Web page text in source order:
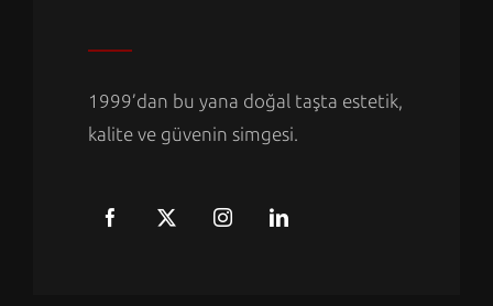
1999’dan bu yana doğal taşta estetik,
kalite ve güvenin simgesi.